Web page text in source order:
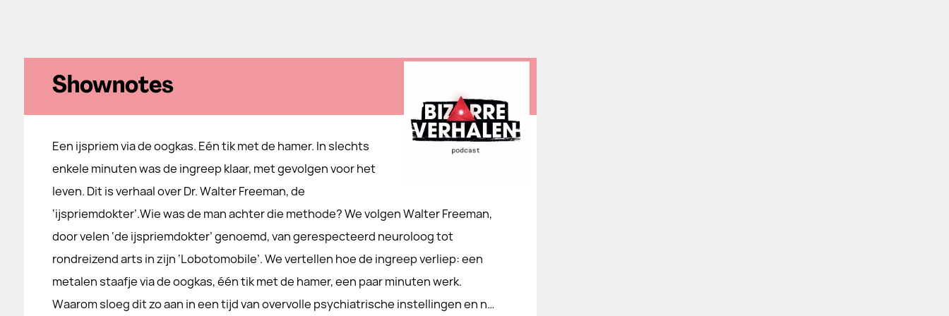
Shownotes
Een ijspriem via de oogkas. Eén tik met de hamer. In slechts
enkele minuten was de ingreep klaar, met gevolgen voor het
leven. Dit is verhaal over Dr. Walter Freeman, de
‘ijspriemdokter’.Wie was de man achter die methode? We volgen Walter Freeman,
door velen ‘de ijspriemdokter’ genoemd, van gerespecteerd neuroloog tot
rondreizend arts in zijn ‘Lobotomobile’. We vertellen hoe de ingreep verliep: een
metalen staafje via de oogkas, één tik met de hamer, een paar minuten werk.
Waarom sloeg dit zo aan in een tijd van overvolle psychiatrische instellingen en n…